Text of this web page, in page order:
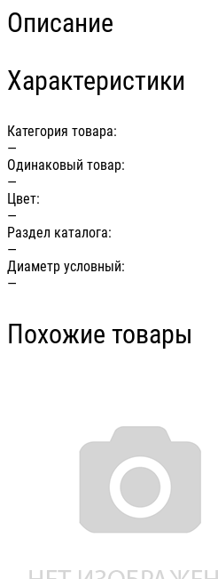
Описание
Характеристики
Категория товара:
—
Одинаковый товар:
—
Цвет:
—
Раздел каталога:
—
Диаметр условный:
—
Похожие товары